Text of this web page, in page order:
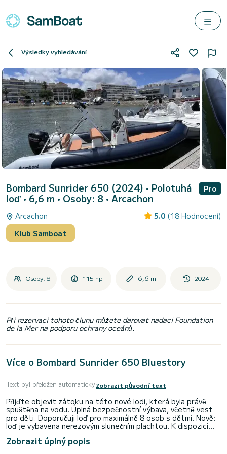
Výsledky vyhledávání
Bombard Sunrider 650 (2024) • Polotuhá
loď • 6,6 m • Osoby: 8 • Arcachon
Pro
Arcachon 5.0 (18 Hodnocení)
Klub Samboat
Osoby: 8 115 hp 6,6 m 2024
Při rezervaci tohoto člunu můžete darovat nadaci Foundation
de la Mer na podporu ochrany oceánů.
Více o Bombard Sunrider 650 Bluestory
Text byl přeložen automatickyZobrazit původní text
Přijďte objevit zátoku na této nové lodi, která byla právě
spuštěna na vodu. Úplná bezpečnostní výbava, včetně vest
pro děti. Doporučuji loď pro maximálně 8 osob s dětmi. Nově:
loď je vybavena nerezovým slunečním plachtou. K dispozici
vybavena otočnou středovou konzolí s volantem, GPS,
předním sklem, madlem, sedadlem s opěrkou před konzolí. Má
Zobrazit úplný popis